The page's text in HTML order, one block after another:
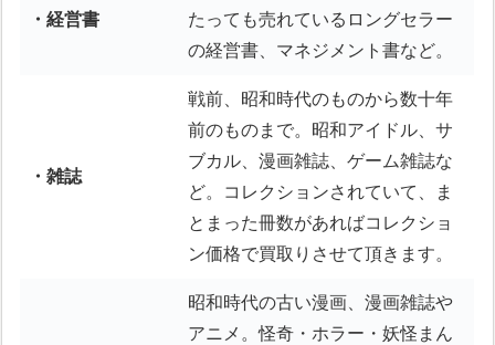
・経営書
たっても売れているロングセラー
の経営書、マネジメント書など。
・雑誌
戦前、昭和時代のものから数十年
前のものまで。昭和アイドル、サ
ブカル、漫画雑誌、ゲーム雑誌な
ど。コレクションされていて、ま
とまった冊数があればコレクショ
ン価格で買取りさせて頂きます。
昭和時代の古い漫画、漫画雑誌や
アニメ。怪奇・ホラー・妖怪まん